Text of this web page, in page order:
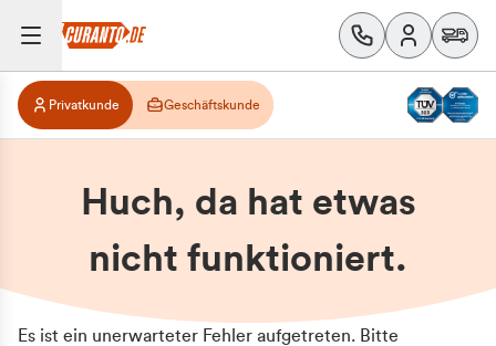
Privatkunde Geschäftskunde
Huch, da hat etwas
nicht funktioniert.
Es ist ein unerwarteter Fehler aufgetreten. Bitte